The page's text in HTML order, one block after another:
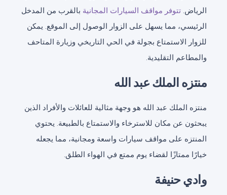
الرياض. تتوفر مواقف السيارات المجانية بالقرب من المدخل
الرئيسي، مما يسهل على الزوار الوصول إلى الموقع. يمكن
للزوار الاستمتاع بجولة في الحي التاريخي وزيارة المتاحف
والمطاعم التقليدية.
منتزه الملك عبد الله
منتزه الملك عبد الله هو وجهة مثالية للعائلات والأفراد الذين
يبحثون عن مكان للاسترخاء والاستمتاع بالطبيعة. يحتوي
المنتزه على مواقف سيارات واسعة ومجانية، مما يجعله
خيارًا ممتازًا لقضاء يوم ممتع في الهواء الطلق.
وادي حنيفة